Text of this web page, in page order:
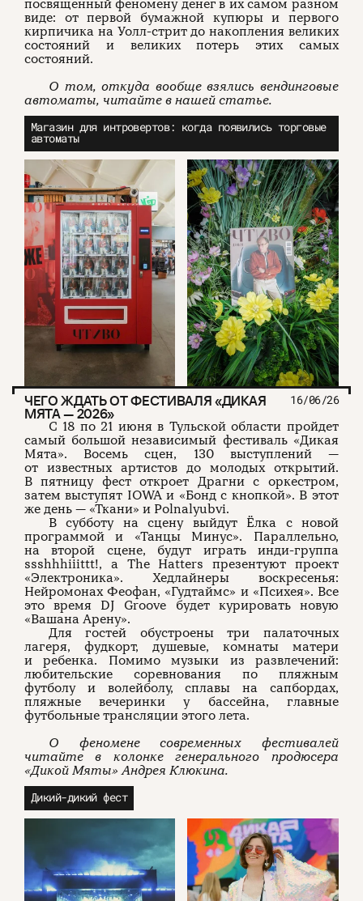
посвященный феномену денег в их самом разном
виде: от первой бумажной купюры и первого
кирпичика на Уолл-стрит до накопления великих
состояний и великих потерь этих самых
состояний.
О том, откуда вообще взялись вендинговые
автоматы, читайте в нашей статье.
Магазин для интровертов: когда появились торговые
автоматы
ЧЕГО ЖДАТЬ ОТ ФЕСТИВАЛЯ «ДИКАЯ
МЯТА — 2026»
16/06/26
С 18 по 21 июня в Тульской области пройдет
самый большой независимый фестиваль «Дикая
Мята». Восемь сцен, 130 выступлений —
от известных артистов до молодых открытий.
В пятницу фест откроет Драгни с оркестром,
затем выступят IOWA и «Бонд с кнопкой». В этот
же день — «Ткани» и Polnalyubvi.
В субботу на сцену выйдут Ёлка с новой
программой и «Танцы Минус». Параллельно,
на второй сцене, будут играть инди-группа
ssshhhiiittt!, а The Hatters презентуют проект
«Электроника». Хедлайнеры воскресенья:
Нейромонах Феофан, «Гудтаймс» и «Психея». Все
это время DJ Groove будет курировать новую
«Вашана Арену».
Для гостей обустроены три палаточных
лагеря, фудкорт, душевые, комнаты матери
и ребенка. Помимо музыки из развлечений:
любительские соревнования по пляжным
футболу и волейболу, сплавы на сапбордах,
пляжные вечеринки у бассейна, главные
футбольные трансляции этого лета.
О феномене современных фестивалей
читайте в колонке генерального продюсера
«Дикой Мяты» Андрея Клюкина.
Дикий-дикий фест